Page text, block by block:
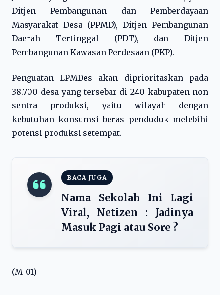
Ditjen Pembangunan dan Pemberdayaan
Masyarakat Desa (PPMD), Ditjen Pembangunan
Daerah Tertinggal (PDT), dan Ditjen
Pembangunan Kawasan Perdesaan (PKP).
Penguatan LPMDes akan diprioritaskan pada
38.700 desa yang tersebar di 240 kabupaten non
sentra produksi, yaitu wilayah dengan
kebutuhan konsumsi beras penduduk melebihi
potensi produksi setempat.
BACA JUGA
Nama Sekolah Ini Lagi
Viral, Netizen : Jadinya
Masuk Pagi atau Sore ?
(M-01)